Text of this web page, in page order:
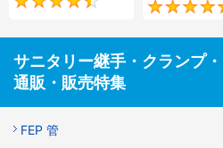
4.5
サニタリー継手・クランプ
通販・販売特集
FEP 管